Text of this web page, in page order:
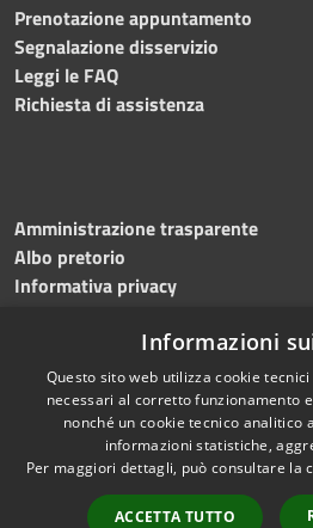
Prenotazione appuntamento
Segnalazione disservizio
Leggi le FAQ
Richiesta di assistenza
Amministrazione trasparente
Albo pretorio
Informativa privacy
Dichiarazione di accessibilità
RSS
Informazioni
Questo sito web utilizza cookie
necessari al corretto funzionamento
nonché un cookie tecnico analitico
informazioni statistiche,
Per maggiori dettagli, può consultare la
ACCETTA TUTTO